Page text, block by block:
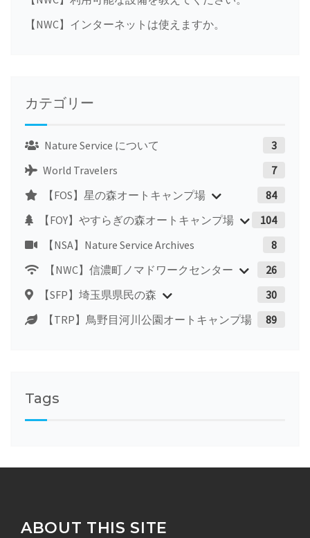
【NWC】インターネットは使えますか。
カテゴリー
Nature Service について
3
World Travelers
7
【FOS】星の森オートキャンプ場
84
【FOY】やすらぎの森オートキャンプ場
104
【NSA】Nature Service Archives
8
【NWC】信濃町ノマドワークセンター
26
【SFP】埼玉県県民の森
30
【TRP】鳥野目河川公園オートキャンプ場
89
Tags
ABOUT THIS SITE